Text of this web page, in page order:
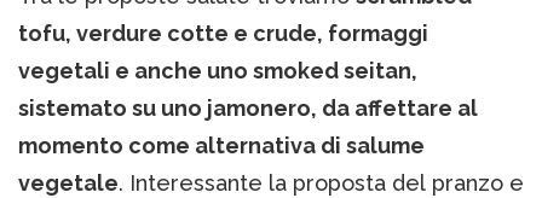
tofu, verdure cotte e crude, formaggi
vegetali e anche uno smoked seitan,
sistemato su uno jamonero, da affettare al
momento come alternativa di salume
vegetale. Interessante la proposta del pranzo e